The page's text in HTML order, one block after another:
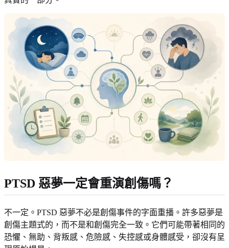
PTSD 惡夢一定會重演創傷嗎？
不一定。PTSD 惡夢不必是創傷事件的字面重播。許多惡夢是
創傷主題式的，而不是和創傷完全一致。它們可能帶著相同的
恐懼、無助、背叛感、危險感、失控感或身體感受，卻沒有呈